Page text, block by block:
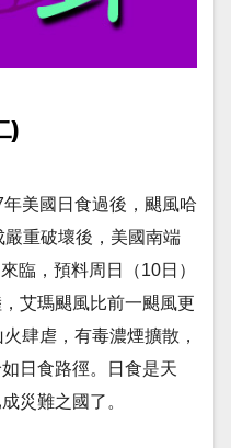
)
美國日食過後，颶風哈
重破壞後，美國南端
臨，預料周日（10日）
艾瑪颶風比前一颶風更
肆虐，有毒濃煙擴散，
日食路徑。日食是天
災難之國了。